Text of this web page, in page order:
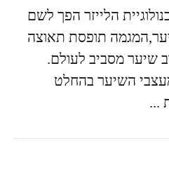
הלייזר הפך לשם
תופסת תאוצה
שיער מסביב לעולם.
השיער בהחלט